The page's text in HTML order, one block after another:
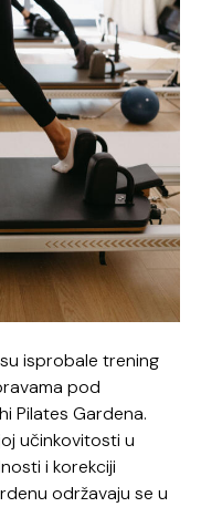
isprobale trening
pod
Pilates Gardena.
učinkovitosti u
i korekciji
održavaju se u